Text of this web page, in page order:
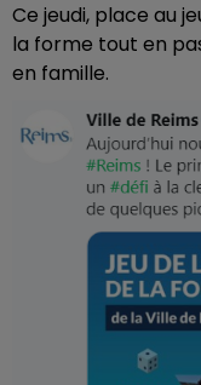
Ce jeudi, place au
la forme tout en
en famille.